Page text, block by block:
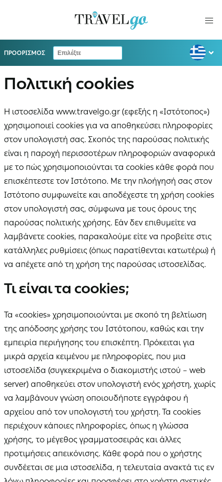
ΠΡΟΟΡΙΣΜΟΣ
Πολιτική cookies
Η ιστοσελίδα www.travelgo.gr (εφεξής η «Ιστότοπος»)
χρησιμοποιεί cookies για να αποθηκεύσει πληροφορίες
στον υπολογιστή σας. Σκοπός της παρούσας πολιτικής
είναι η παροχή περισσοτέρων πληροφοριών αναφορικά
με το πώς χρησιμοποιούνται τα cookies κάθε φορά που
επισκέπτεστε τον Ιστότοπο. Με την πλοήγησή σας στον
Ιστότοπο συμφωνείτε και αποδέχεστε τη χρήση cookies
στον υπολογιστή σας, σύμφωνα με τους όρους της
παρούσας πολιτικής χρήσης. Εάν δεν επιθυμείτε να
λαμβάνετε cookies, παρακαλούμε είτε να προβείτε στις
κατάλληλες ρυθμίσεις (όπως παρατίθενται κατωτέρω) ή
να απέχετε από τη χρήση της παρούσας ιστοσελίδας.
Τι είναι τα cookies;
Τα «cookies» χρησιμοποιούνται με σκοπό τη βελτίωση
της απόδοσης χρήσης του Ιστότοπου, καθώς και την
εμπειρία περιήγησης του επισκέπτη. Πρόκειται για
μικρά αρχεία κειμένου με πληροφορίες, που μια
ιστοσελίδα (συγκεκριμένα ο διακομιστής ιστού – web
server) αποθηκεύει στον υπολογιστή ενός χρήστη, χωρίς
να λαμβάνουν γνώση οποιουδήποτε εγγράφου ή
αρχείου από τον υπολογιστή του χρήστη. Τα cookies
περιέχουν κάποιες πληροφορίες, όπως η γλώσσα
χρήσης, το μέγεθος γραμματοσειράς και άλλες
προτιμήσεις απεικόνισης. Κάθε φορά που ο χρήστης
συνδέεται σε μια ιστοσελίδα, η τελευταία ανακτά τις εν